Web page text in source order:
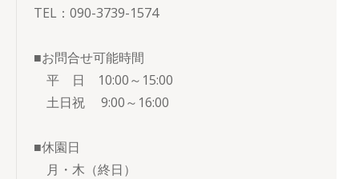
TEL：090-3739-1574
■お問合せ可能時間
平 日 10:00～15:00
土日祝 9:00～16:00
■休園日
月・木（終日）